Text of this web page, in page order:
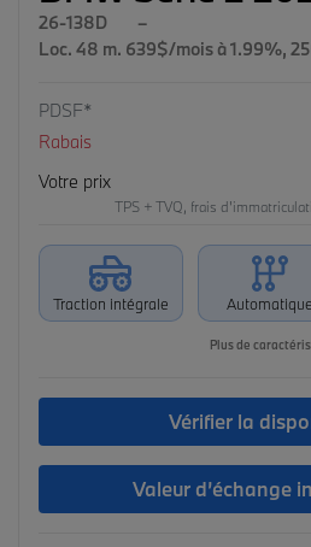
26-138D
–
Loc. 48 m. 639$/mois à 1.99%,
PDSF*
Rabais
Votre prix
TPS + TVQ, frais
Traction intégrale Automatique
Plus de
Vérifier la
Valeur d’échange